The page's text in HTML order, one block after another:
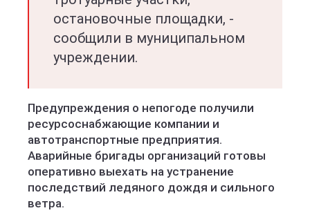
остановочные площадки, -
сообщили в муниципальном
учреждении.
Предупреждения о непогоде получили
ресурсоснабжающие компании и
автотранспортные предприятия.
Аварийные бригады организаций готовы
оперативно выехать на устранение
последствий ледяного дождя и сильного
ветра.